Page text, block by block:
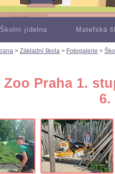
Školní jídelna Mateřská
> Základní škola > Fotogalerie >
Zoo Praha 1.
6.